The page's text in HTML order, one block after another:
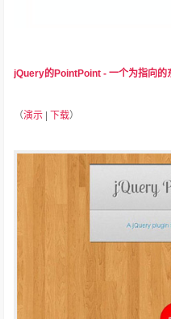
jQuery的PointPoint - 一个为指向的
（演示 下载）